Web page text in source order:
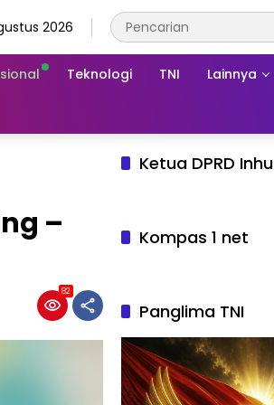
2026
Teknologi TNI Lainnya
–
82
Ketua DPRD Inhu
Kompas 1 net
Panglima TNI